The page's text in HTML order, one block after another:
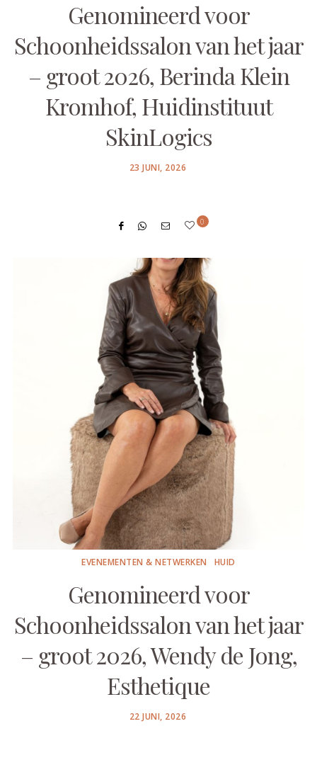
Genomineerd voor
Schoonheidssalon van het jaar
– groot 2026, Berinda Klein
Kromhof, Huidinstituut
SkinLogics
POSTED
23 JUNI, 2026
0
EVENEMENTEN & NETWERKEN HUID
Genomineerd voor
Schoonheidssalon van het jaar
– groot 2026, Wendy de Jong,
Esthetique
POSTED
22 JUNI, 2026